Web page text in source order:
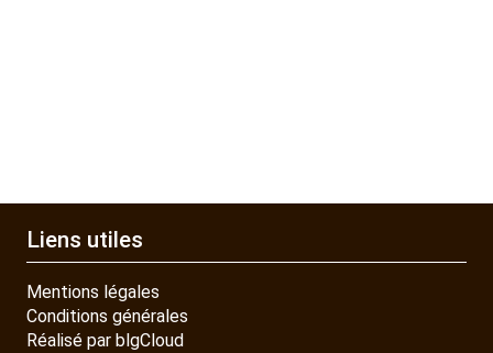
Liens utiles
Mentions légales
Conditions générales
Réalisé par blgCloud